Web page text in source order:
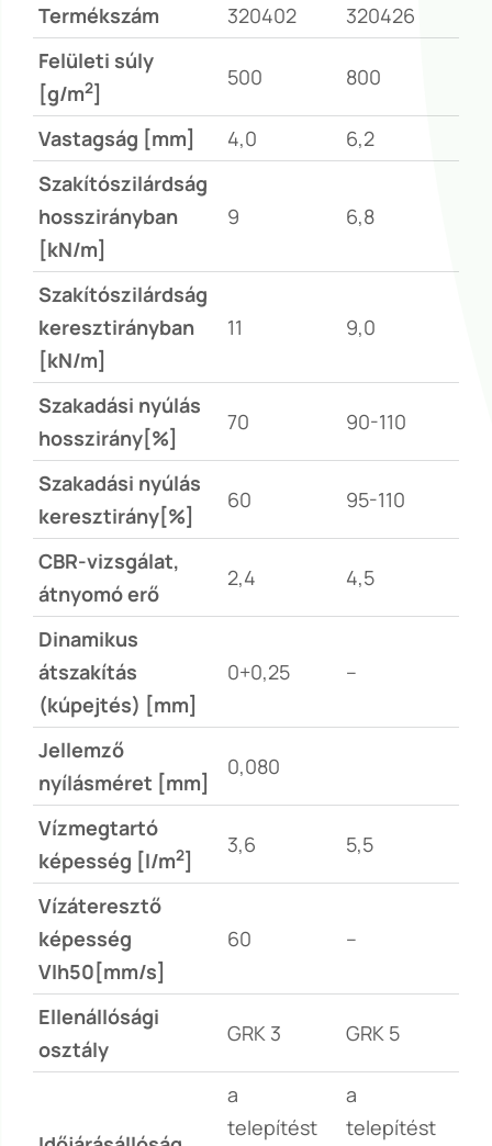
Termékszám
320402
320426
Felületi súly
[g/m2]
500 800
Vastagság [mm] 4,0
6,2
Szakítószilárdság
hosszirányban
[kN/m]
9 6,8
Szakítószilárdság
keresztirányban
[kN/m]
11 9,0
Szakadási nyúlás
hosszirány[%]
70 90-110
Szakadási nyúlás
keresztirány[%]
60 95-110
CBR-vizsgálat,
átnyomó erő
2,4 4,5
Dinamikus
átszakítás
(kúpejtés) [mm]
0+0,25 –
Jellemző
nyílásméret [mm]
0,080
Vízmegtartó
képesség [l/m2]
3,6 5,5
Vízáteresztő
képesség
VIh50[mm/s]
60 –
Ellenállósági
osztály
GRK 3 GRK 5
a
telepítést
a
telepítést